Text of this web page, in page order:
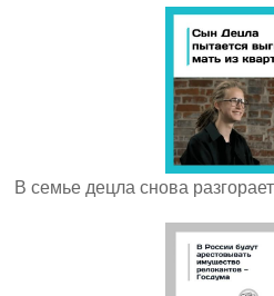
В семье децла снова